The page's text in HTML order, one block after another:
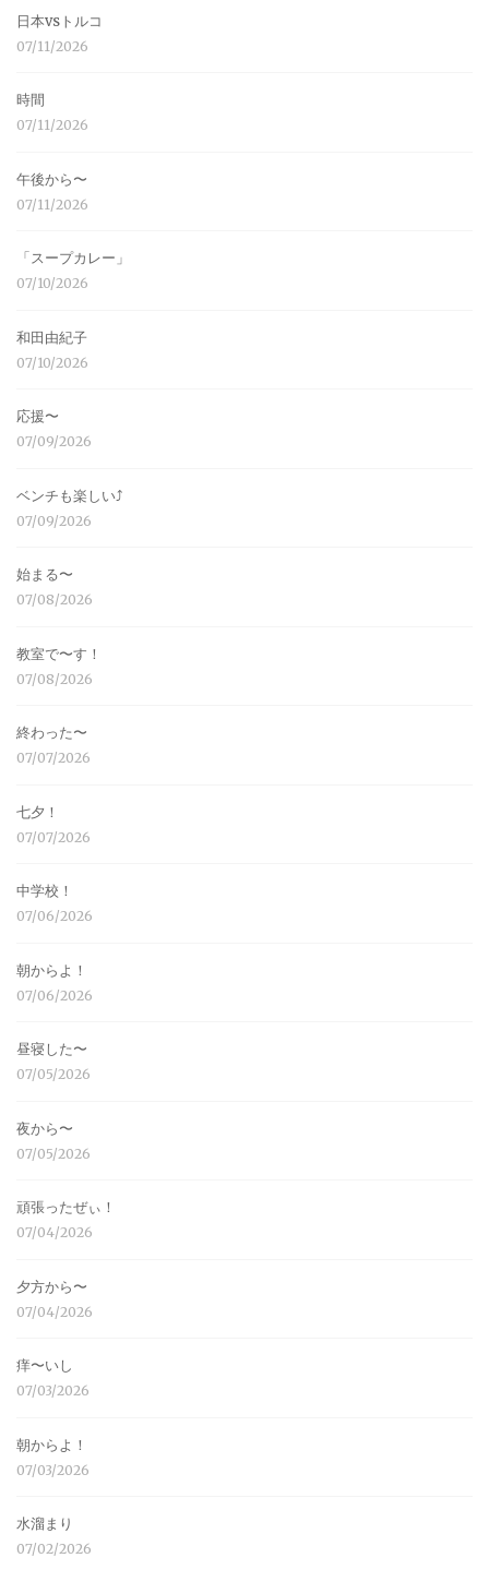
日本vsトルコ
07/11/2026
時間
07/11/2026
午後から〜
07/11/2026
「スープカレー」
07/10/2026
和田由紀子
07/10/2026
応援〜
07/09/2026
ベンチも楽しい⤴︎
07/09/2026
始まる〜
07/08/2026
教室で〜す！
07/08/2026
終わった〜
07/07/2026
七夕！
07/07/2026
中学校！
07/06/2026
朝からよ！
07/06/2026
昼寝した〜
07/05/2026
夜から〜
07/05/2026
頑張ったぜぃ！
07/04/2026
夕方から〜
07/04/2026
痒〜いし
07/03/2026
朝からよ！
07/03/2026
水溜まり
07/02/2026